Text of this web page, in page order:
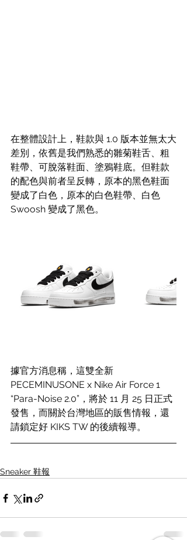
在整體設計上，鞋款與 1.0 版本並無太大
差別，依舊是我們熟悉的雛菊鞋舌、粗
鞋帶、可脫落鞋面、塗鴉鞋底。但鞋款
的配色與前者呈反轉，原本的黑色鞋面
變成了白色，原本的白色鞋帶、白色
Swoosh 變成了黑色。
據官方消息稱，這雙全新 ​​
PECEMINUSONE x Nike Air Force 1
“Para-Noise 2.0”，將於 11 月 25 日正式
發售，而關於台灣地區的販售情報，還
請鎖定好 KIKS TW 的後續報導。
Sneaker 鞋報